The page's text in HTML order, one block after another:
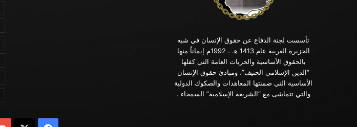
تأسست لجنة الدفاع عن حقوق الإنسان في شبه
الجزيرة العربية عام 1413 هـ ـ 1992م إيماناً منها
بالحقوق الأساسية والحريات العامة التي كفلها
“الدين الإسلامي الحنيف”، ومبادئ حقوق الإنسان
الأساسية التي ضمنتها المعاهدات والصكوك الدولية
والتي تتماشى مع “الشريعة الإسلامية” السمحاء .